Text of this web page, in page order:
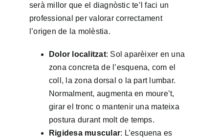
serà millor que el diagnòstic te’l faci un
professional per valorar correctament
l’origen de la molèstia.
Dolor localitzat: Sol aparèixer en una
zona concreta de l’esquena, com el
coll, la zona dorsal o la part lumbar.
Normalment, augmenta en moure’t,
girar el tronc o mantenir una mateixa
postura durant molt de temps.
Rigidesa muscular: L’esquena es